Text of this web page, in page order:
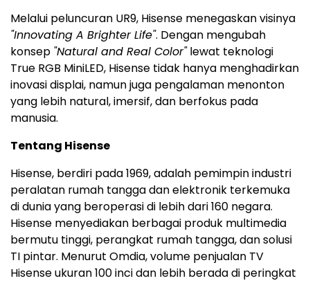
Melalui peluncuran UR9, Hisense menegaskan visinya
"Innovating A Brighter Life". Dengan mengubah
konsep "Natural and Real Color"lewat teknologi
True RGB MiniLED, Hisense tidak hanya menghadirkan
inovasi displai, namun juga pengalaman menonton
yang lebih natural, imersif, dan berfokus pada
manusia.
Tentang Hisense
Hisense, berdiri pada 1969, adalah pemimpin industri
peralatan rumah tangga dan elektronik terkemuka
di dunia yang beroperasi di lebih dari 160 negara.
Hisense menyediakan berbagai produk multimedia
bermutu tinggi, perangkat rumah tangga, dan solusi
TI pintar. Menurut Omdia, volume penjualan TV
Hisense ukuran 100 inci dan lebih berada di peringkat